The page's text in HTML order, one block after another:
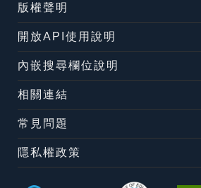
版權聲明
開放API使用說明
內嵌搜尋欄位說明
相關連結
常見問題
隱私權政策